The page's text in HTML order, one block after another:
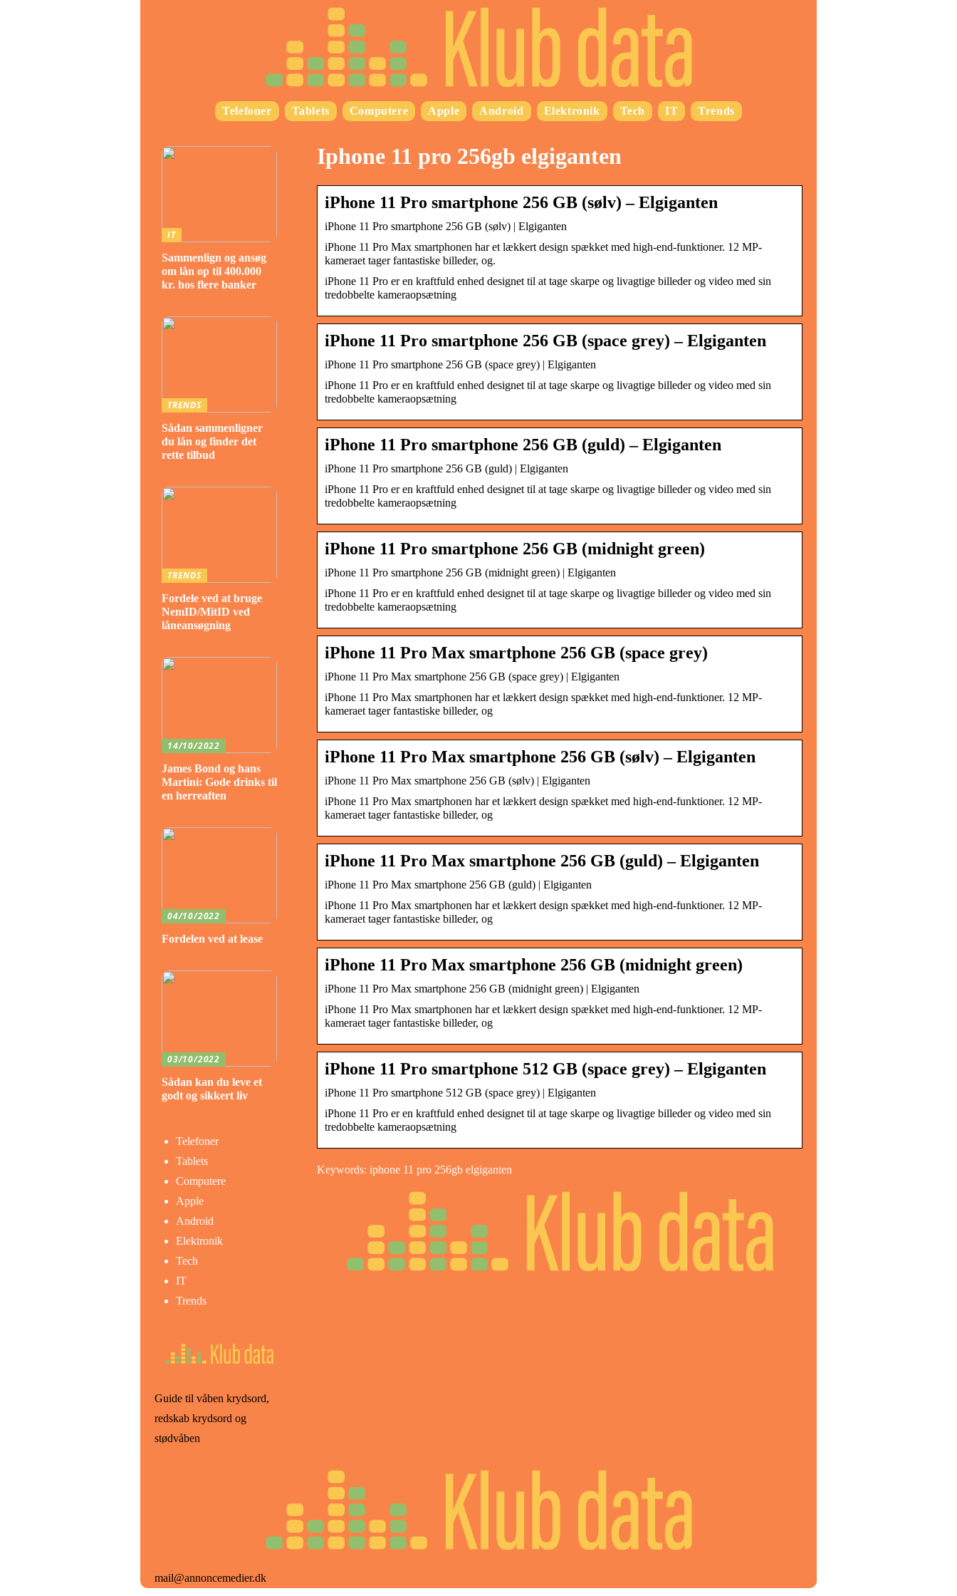
Telefoner Tablets Computere Apple Android Elektronik Tech IT Trends
Iphone 11 pro 256gb elgiganten
iPhone 11 Pro smartphone 256 GB (sølv) – Elgiganten
iPhone 11 Pro smartphone 256 GB (sølv) | Elgiganten
iPhone 11 Pro Max smartphonen har et lækkert design spækket med high-end-funktioner. 12 MP-
kameraet tager fantastiske billeder, og.
iPhone 11 Pro er en kraftfuld enhed designet til at tage skarpe og livagtige billeder og video med sin
tredobbelte kameraopsætning
iPhone 11 Pro smartphone 256 GB (space grey) – Elgiganten
iPhone 11 Pro smartphone 256 GB (space grey) | Elgiganten
iPhone 11 Pro er en kraftfuld enhed designet til at tage skarpe og livagtige billeder og video med sin
tredobbelte kameraopsætning
iPhone 11 Pro smartphone 256 GB (guld) – Elgiganten
iPhone 11 Pro smartphone 256 GB (guld) | Elgiganten
iPhone 11 Pro er en kraftfuld enhed designet til at tage skarpe og livagtige billeder og video med sin
tredobbelte kameraopsætning
iPhone 11 Pro smartphone 256 GB (midnight green)
iPhone 11 Pro smartphone 256 GB (midnight green) | Elgiganten
iPhone 11 Pro er en kraftfuld enhed designet til at tage skarpe og livagtige billeder og video med sin
tredobbelte kameraopsætning
iPhone 11 Pro Max smartphone 256 GB (space grey)
iPhone 11 Pro Max smartphone 256 GB (space grey) | Elgiganten
iPhone 11 Pro Max smartphonen har et lækkert design spækket med high-end-funktioner. 12 MP-
kameraet tager fantastiske billeder, og
iPhone 11 Pro Max smartphone 256 GB (sølv) – Elgiganten
iPhone 11 Pro Max smartphone 256 GB (sølv) | Elgiganten
iPhone 11 Pro Max smartphonen har et lækkert design spækket med high-end-funktioner. 12 MP-
kameraet tager fantastiske billeder, og
iPhone 11 Pro Max smartphone 256 GB (guld) – Elgiganten
iPhone 11 Pro Max smartphone 256 GB (guld) | Elgiganten
iPhone 11 Pro Max smartphonen har et lækkert design spækket med high-end-funktioner. 12 MP-
kameraet tager fantastiske billeder, og
iPhone 11 Pro Max smartphone 256 GB (midnight green)
iPhone 11 Pro Max smartphone 256 GB (midnight green) | Elgiganten
iPhone 11 Pro Max smartphonen har et lækkert design spækket med high-end-funktioner. 12 MP-
kameraet tager fantastiske billeder, og
iPhone 11 Pro smartphone 512 GB (space grey) – Elgiganten
iPhone 11 Pro smartphone 512 GB (space grey) | Elgiganten
iPhone 11 Pro er en kraftfuld enhed designet til at tage skarpe og livagtige billeder og video med sin
tredobbelte kameraopsætning
Keywords: iphone 11 pro 256gb elgiganten
IT
Sammenlign og ansøg
om lån op til 400.000
kr. hos flere banker
TRENDS
Sådan sammenligner
du lån og finder det
rette tilbud
TRENDS
Fordele ved at bruge
NemID/MitID ved
låneansøgning
14/10/2022
James Bond og hans
Martini: Gode drinks til
en herreaften
04/10/2022
Fordelen ved at lease
03/10/2022
Sådan kan du leve et
godt og sikkert liv
Telefoner
Tablets
Computere
Apple
Android
Elektronik
Tech
IT
Trends
Guide til våben krydsord,
redskab krydsord og
stødvåben
mail@annoncemedier.dk